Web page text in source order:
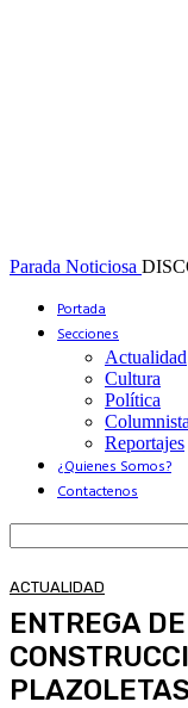
Parada Noticiosa
Portada
Secciones
Actualidad
Cultura
Política
Reportajes
¿Quienes Somos?
Contactenos
ACTUALIDAD
ENTREGA